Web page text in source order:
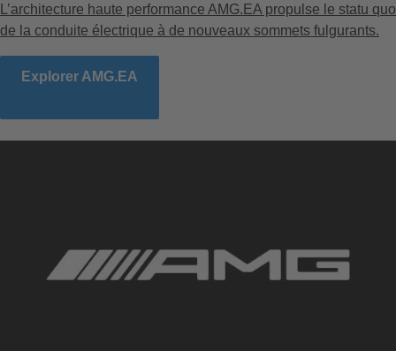
L’architecture haute performance AMG.EA propulse le statu quo
de la conduite électrique à de nouveaux sommets fulgurants.
Explorer AMG.EA